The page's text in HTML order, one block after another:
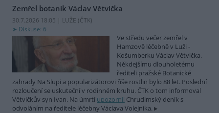
Zemřel botanik Václav Větvička
30.7.2026 18:05 | LUŽE (ČTK)
Diskuse: 6
Ve středu večer zemřel v
Hamzově léčebně v Luži -
Košumberku Václav Větvička.
Někdejšímu dlouholetému
řediteli pražské Botanické
zahrady Na Slupi a popularizátorovi říše rostlin bylo 88 let. Poslední
rozloučení se uskuteční v rodinném kruhu. ČTK o tom informoval
Větvičkův syn Ivan. Na úmrtí upozornil Chrudimský deník s
odvoláním na ředitele léčebny Václava Volejníka.